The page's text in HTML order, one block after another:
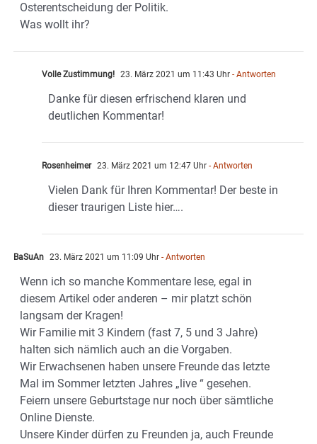
Osterentscheidung der Politik.
Was wollt ihr?
Volle Zustimmung! 23. März 2021 um 11:43 Uhr - Antworten
Danke für diesen erfrischend klaren und
deutlichen Kommentar!
Rosenheimer 23. März 2021 um 12:47 Uhr - Antworten
Vielen Dank für Ihren Kommentar! Der beste in
dieser traurigen Liste hier….
BaSuAn 23. März 2021 um 11:09 Uhr - Antworten
Wenn ich so manche Kommentare lese, egal in
diesem Artikel oder anderen – mir platzt schön
langsam der Kragen!
Wir Familie mit 3 Kindern (fast 7, 5 und 3 Jahre)
halten sich nämlich auch an die Vorgaben.
Wir Erwachsenen haben unsere Freunde das letzte
Mal im Sommer letzten Jahres „live “ gesehen.
Feiern unsere Geburtstage nur noch über sämtliche
Online Dienste.
Unsere Kinder dürfen zu Freunden ja, auch Freunde